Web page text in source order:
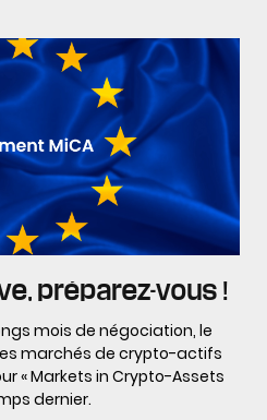
préparez-vous !
mois de négociation, le
marchés de crypto-actifs
« Markets in Crypto-Assets
dernier.